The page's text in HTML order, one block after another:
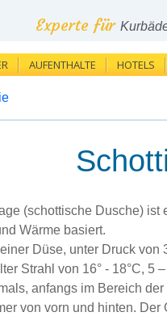
Experte für
AUFENTHALTE HOTELS
(schottische Dusche)
Wärme basiert.
Düse, unter Druck von
Strahl von 16° - 18°C, 5
anfangs im Bereich
von vorn und hinten.